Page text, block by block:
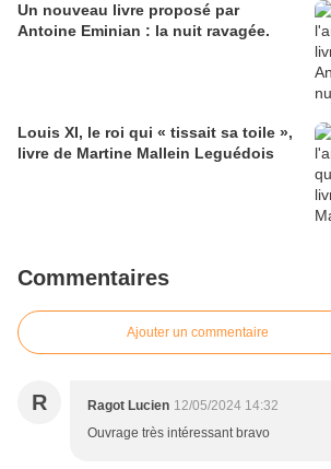
Un nouveau livre proposé par
Antoine Eminian : la nuit ravagée.
Louis XI, le roi qui « tissait sa toile »,
livre de Martine Mallein Leguédois
Commentaires
Ajouter un commentaire
R Ragot Lucien 12/05/2024 14:32
Ouvrage très intéressant bravo